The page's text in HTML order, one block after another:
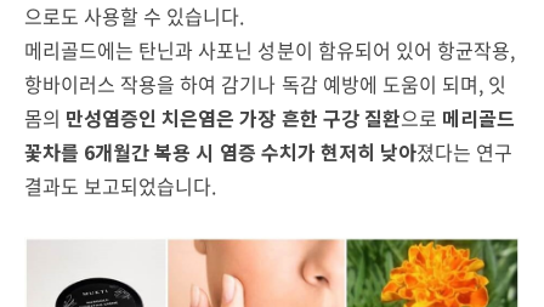
으로도 사용할 수 있습니다.
메리골드에는 탄닌과 사포닌 성분이 함유되어 있어 항균작용,
항바이러스 작용을 하여 감기나 독감 예방에 도움이 되며, 잇
몸의 만성염증인 치은염은 가장 흔한 구강 질환으로 메리골드
꽃차를 6개월간 복용 시 염증 수치가 현저히 낮아졌다는 연구
결과도 보고되었습니다.